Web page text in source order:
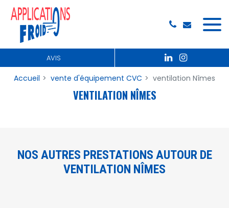
AVIS
Accueil vente d'équipement CVC ventilation Nîmes
VENTILATION NÎMES
NOS AUTRES PRESTATIONS AUTOUR DE
VENTILATION NÎMES
Panneau de gestion des cookies